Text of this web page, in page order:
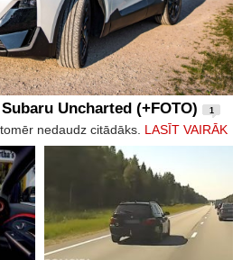
Uncharted (+FOTO) 1
nedaudz citādāks. LASĪT VAIRĀK